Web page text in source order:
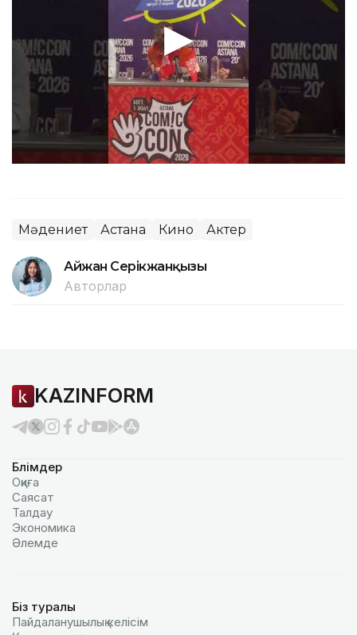
Мәдениет Астана Кино Актер
Айжан Серікжанқызы
Авторлар
KAZINFORM
Бөлімдер
Оқиға
Саясат
Талдау
Экономика
Әлемде
Біз туралы
Пайдаланушылық келiciм